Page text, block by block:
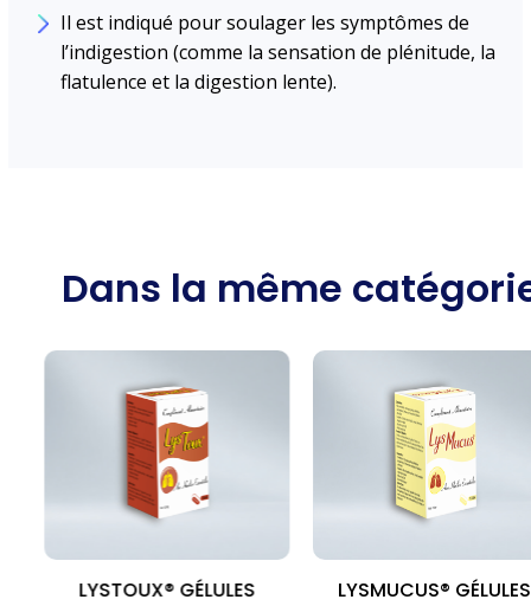
Il est indiqué pour soulager les symptômes de
l’indigestion (comme la sensation de plénitude, la
flatulence et la digestion lente).
Dans la même
LYSTOUX® GÉLULES LYSMUCUS® GÉLULES